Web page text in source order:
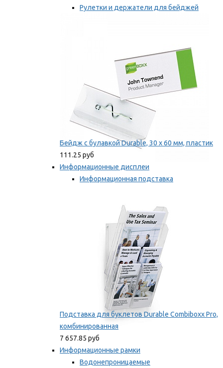
Рулетки и держатели для бейджей
Бейдж с булавкой Durable, 30 х 60 мм, пластик
111.25 руб
Информационные дисплеи
Информационная подставка
Подставка для буклетов Durable Combiboxx Pro,
комбинированная
7 657.85 руб
Информационные рамки
Водонепроницаемые